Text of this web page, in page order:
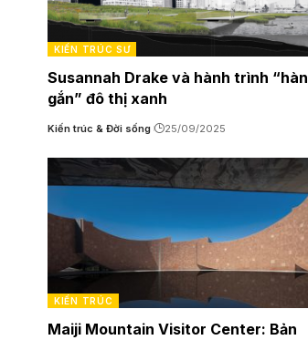
KIẾN TRÚC SƯ
Susannah Drake và hành trình “hàn
gắn” đô thị xanh
Kiến trúc & Đời sống 25/09/2025
KIẾN TRÚC
Maiji Mountain Visitor Center: Bản